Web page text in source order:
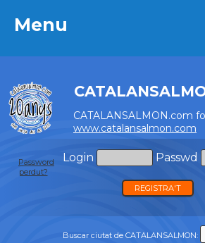
Menu
CATALANSALMON.com
www.catalansalmon.com
Login Passwd
Password
perdut?
REGISTRA'T
Buscar ciutat de CATALANSALMON:
Menu